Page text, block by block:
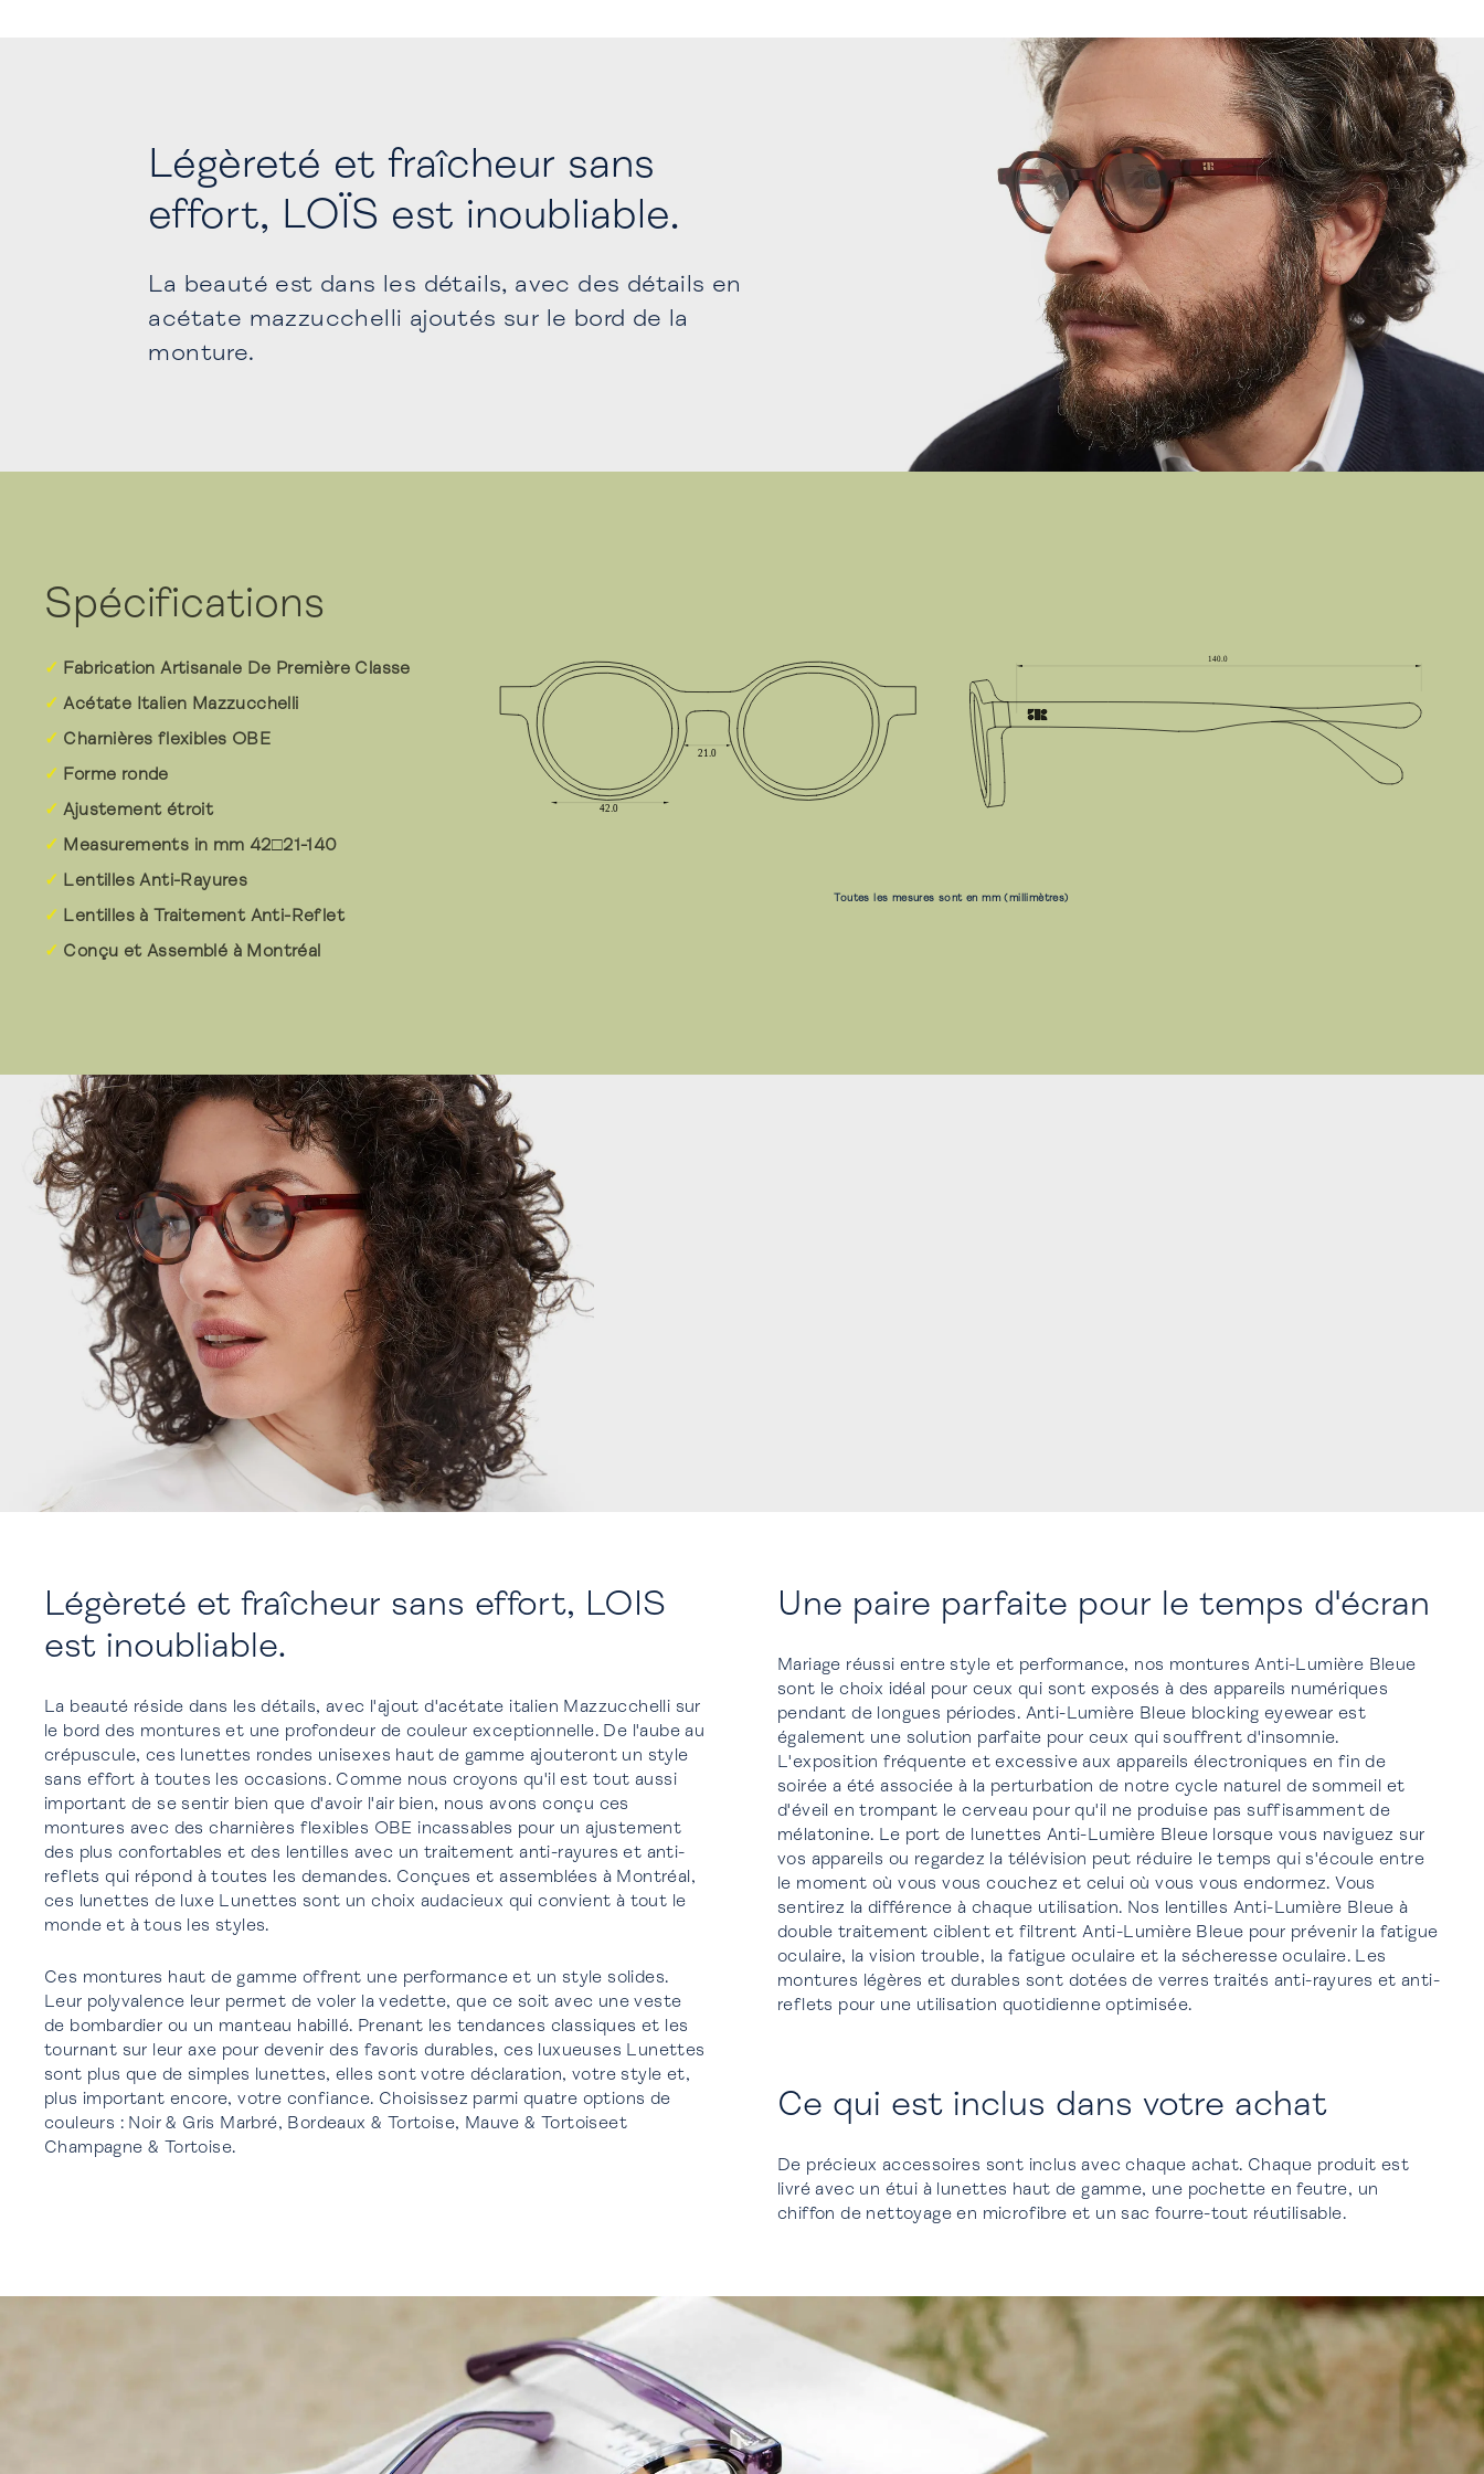
Légèreté et fraîcheur sans
effort, LOÏS est inoubliable.
La beauté est dans les détails, avec des détails en
acétate mazzucchelli ajoutés sur le bord de la
monture.
Spécifications
Fabrication Artisanale De Première Classe
Acétate Italien Mazzucchelli
Charnières flexibles OBE
Forme ronde
Ajustement étroit
Measurements in mm 42□21-140
Lentilles Anti-Rayures
Lentilles à Traitement Anti-Reflet
Conçu et Assemblé à Montréal
Toutes les mesures sont en mm (millimètres)
Légèreté et fraîcheur sans effort, LOIS
est inoubliable.
La beauté réside dans les détails, avec l'ajout d'acétate italien Mazzucchelli sur
le bord des montures et une profondeur de couleur exceptionnelle. De l'aube au
crépuscule, ces lunettes rondes unisexes haut de gamme ajouteront un style
sans effort à toutes les occasions. Comme nous croyons qu'il est tout aussi
important de se sentir bien que d'avoir l'air bien, nous avons conçu ces
montures avec des charnières flexibles OBE incassables pour un ajustement
des plus confortables et des lentilles avec un traitement anti-rayures et anti-
reflets qui répond à toutes les demandes. Conçues et assemblées à Montréal,
ces lunettes de luxe Lunettes sont un choix audacieux qui convient à tout le
monde et à tous les styles.
Ces montures haut de gamme offrent une performance et un style solides.
Leur polyvalence leur permet de voler la vedette, que ce soit avec une veste
de bombardier ou un manteau habillé. Prenant les tendances classiques et les
tournant sur leur axe pour devenir des favoris durables, ces luxueuses Lunettes
sont plus que de simples lunettes, elles sont votre déclaration, votre style et,
plus important encore, votre confiance. Choisissez parmi quatre options de
couleurs : Noir & Gris Marbré, Bordeaux & Tortoise, Mauve & Tortoiseet
Champagne & Tortoise.
Une paire parfaite pour le temps d'écran
Mariage réussi entre style et performance, nos montures Anti-Lumière Bleue
sont le choix idéal pour ceux qui sont exposés à des appareils numériques
pendant de longues périodes. Anti-Lumière Bleue blocking eyewear est
également une solution parfaite pour ceux qui souffrent d'insomnie.
L'exposition fréquente et excessive aux appareils électroniques en fin de
soirée a été associée à la perturbation de notre cycle naturel de sommeil et
d'éveil en trompant le cerveau pour qu'il ne produise pas suffisamment de
mélatonine. Le port de lunettes Anti-Lumière Bleue lorsque vous naviguez sur
vos appareils ou regardez la télévision peut réduire le temps qui s'écoule entre
le moment où vous vous couchez et celui où vous vous endormez. Vous
sentirez la différence à chaque utilisation. Nos lentilles Anti-Lumière Bleue à
double traitement ciblent et filtrent Anti-Lumière Bleue pour prévenir la fatigue
oculaire, la vision trouble, la fatigue oculaire et la sécheresse oculaire. Les
montures légères et durables sont dotées de verres traités anti-rayures et anti-
reflets pour une utilisation quotidienne optimisée.
Ce qui est inclus dans votre achat
De précieux accessoires sont inclus avec chaque achat. Chaque produit est
livré avec un étui à lunettes haut de gamme, une pochette en feutre, un
chiffon de nettoyage en microfibre et un sac fourre-tout réutilisable.